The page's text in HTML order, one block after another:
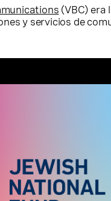
(VBC) era
y servicios de